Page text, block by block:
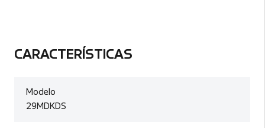
CARACTERÍSTICAS
Modelo
29MDKDS